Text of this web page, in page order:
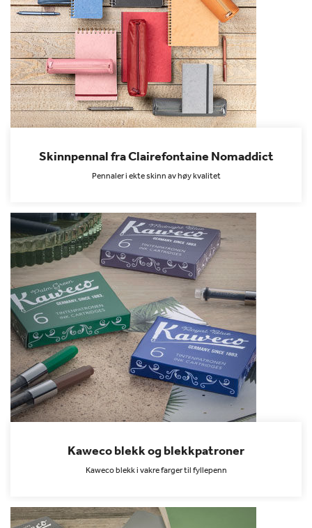
Skinnpennal fra Clairefontaine Nomaddict
Pennaler i ekte skinn av høy kvalitet
Kaweco blekk og blekkpatroner
Kaweco blekk i vakre farger til fyllepenn